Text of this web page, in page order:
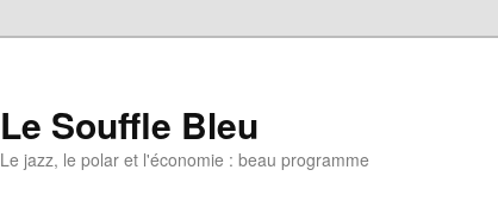
Le Souffle Bleu
Le jazz, le polar et l'économie : beau programme